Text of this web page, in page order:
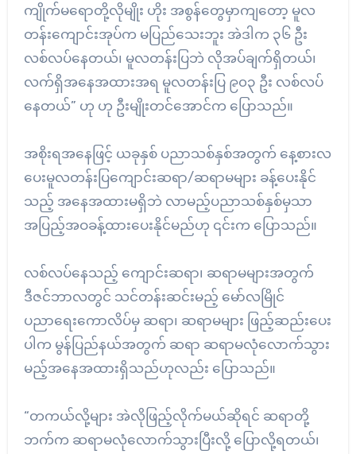
ကျိုက်မရောတို့လိုမျိုး ဟိုး အစွန်တွေမှာကျတော့ မူလ
တန်းကျောင်းအုပ်က မပြည်သေးဘူး အဲဒါက ၃၆ ဦး
လစ်လပ်နေတယ်၊ မူလတန်းပြဘဲ လိုအပ်ချက်ရှိတယ်၊
လက်ရှိအနေအထားအရ မူလတန်းပြ ၉၀၃ ဦး လစ်လပ်
နေတယ်” ဟု ဟု ဦးမျိုးတင်အောင်က ပြောသည်။
အစိုးရအနေဖြင့် ယခုနှစ် ပညာသစ်နှစ်အတွက် နေ့စားလ
ပေးမူလတန်းပြကျောင်းဆရာ/ဆရာမများ ခန့်ပေးနိုင်
သည့် အနေအထားမရှိဘဲ လာမည့်ပညာသစ်နှစ်မှသာ
အပြည့်အဝခန့်ထားပေးနိုင်မည်ဟု ၎င်းက ပြောသည်။
လစ်လပ်နေသည့် ကျောင်းဆရာ၊ ဆရာမများအတွက်
ဒီဇင်ဘာလတွင် သင်တန်းဆင်းမည့် မော်လမြိုင်
ပညာရေးကောလိပ်မှ ဆရာ၊ ဆရာမများ ဖြည့်ဆည်းပေး
ပါက မွန်ပြည်နယ်အတွက် ဆရာ ဆရာမလုံလောက်သွား
မည့်အနေအထားရှိသည်ဟုလည်း ပြောသည်။
“တကယ်လို့များ အဲလိုဖြည့်လိုက်မယ်ဆိုရင် ဆရာတို့
ဘက်က ဆရာမလုံလောက်သွားပြီးလို့ ပြောလို့ရတယ်၊